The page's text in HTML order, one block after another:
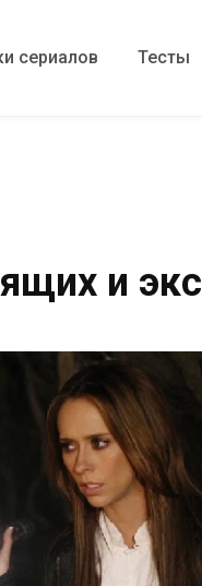
сериалов Тесты
и